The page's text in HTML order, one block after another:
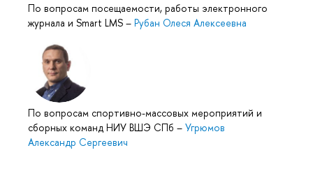
По вопросам посещаемости, работы электронного
журнала и Smart LMS – Рубан Олеся Алексеевна
По вопросам спортивно-массовых мероприятий и
сборных команд НИУ ВШЭ СПб – Угрюмов
Александр Сергеевич